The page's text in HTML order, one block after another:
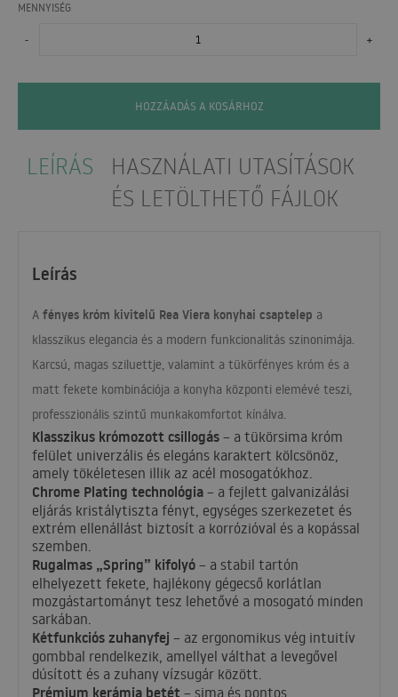
MENNYISÉG
- +
HOZZÁADÁS A KOSÁRHOZ
LEÍRÁS
HASZNÁLATI UTASÍTÁSOK
ÉS LETÖLTHETŐ FÁJLOK
Leírás
A fényes króm kivitelű Rea Viera konyhai csaptelep a
klasszikus elegancia és a modern funkcionalitás szinonimája.
Karcsú, magas sziluettje, valamint a tükörfényes króm és a
matt fekete kombinációja a konyha központi elemévé teszi,
professzionális szintű munkakomfortot kínálva.
Klasszikus krómozott csillogás – a tükörsima króm
felület univerzális és elegáns karaktert kölcsönöz,
amely tökéletesen illik az acél mosogatókhoz.
Chrome Plating technológia – a fejlett galvanizálási
eljárás kristálytiszta fényt, egységes szerkezetet és
extrém ellenállást biztosít a korrózióval és a kopással
szemben.
Rugalmas „Spring” kifolyó – a stabil tartón
elhelyezett fekete, hajlékony gégecső korlátlan
mozgástartományt tesz lehetővé a mosogató minden
sarkában.
Kétfunkciós zuhanyfej – az ergonomikus vég intuitív
gombbal rendelkezik, amellyel válthat a levegővel
dúsított és a zuhany vízsugár között.
Prémium kerámia betét – sima és pontos